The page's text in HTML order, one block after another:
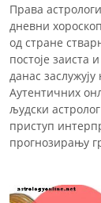
Права
дневни
од стране
постоје заиста
данас
Аутентичних
људски
приступ
прогнозирању